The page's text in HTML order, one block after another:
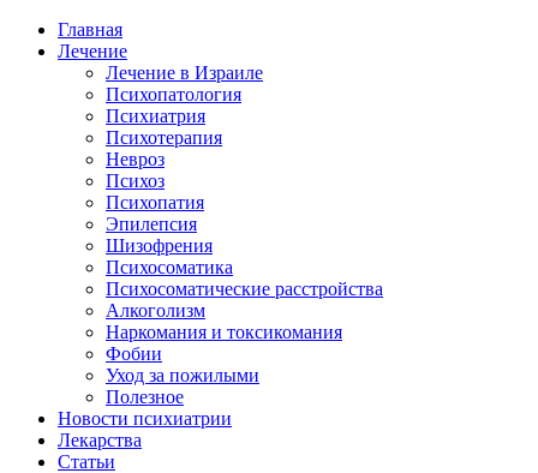
Главная
Лечение
Лечение в Израиле
Психопатология
Психиатрия
Психотерапия
Невроз
Психоз
Психопатия
Эпилепсия
Шизофрения
Психосоматика
Психосоматические расстройства
Алкоголизм
Наркомания и токсикомания
Фобии
Уход за пожилыми
Полезное
Новости психиатрии
Лекарства
Статьи